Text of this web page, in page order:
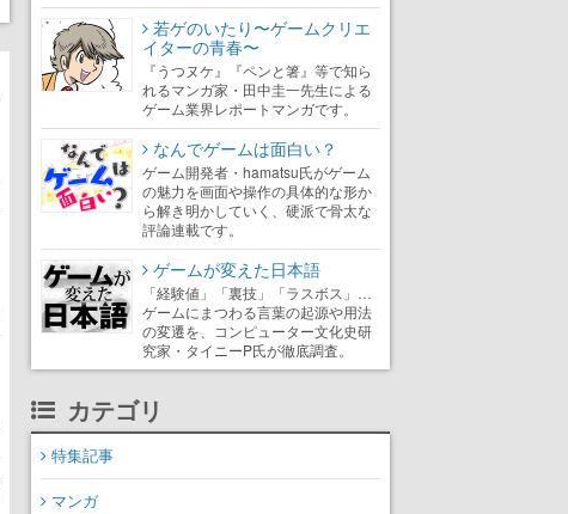
若ゲのいたり〜ゲームクリエ
イターの青春〜
『うつヌケ』『ペンと箸』等で知ら
れるマンガ家・田中圭一先生による
ゲーム業界レポートマンガです。
なんでゲームは面白い？
ゲーム開発者・hamatsu氏がゲーム
の魅力を画面や操作の具体的な形か
ら解き明かしていく、硬派で骨太な
評論連載です。
ゲームが変えた日本語
「経験値」「裏技」「ラスボス」…
ゲームにまつわる言葉の起源や用法
の変遷を、コンピューター文化史研
究家・タイニーP氏が徹底調査。
カテゴリ
特集記事
マンガ